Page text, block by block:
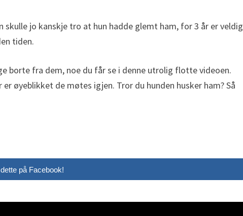
skulle jo kanskje tro at hun hadde glemt ham, for 3 år er veldig
tiden.
borte fra dem, noe du får se i denne utrolig flotte videoen.
øyeblikket de møtes igjen. Tror du hunden husker ham? Så
på Facebook!